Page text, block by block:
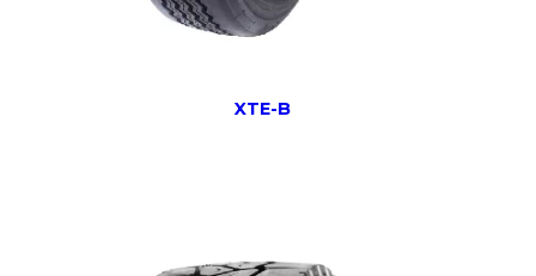
XTE-B